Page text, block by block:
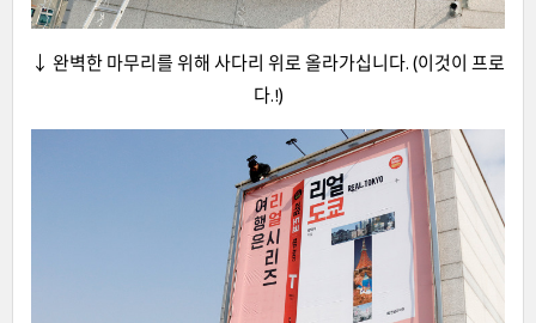
↓ 완벽한 마무리를 위해 사다리 위로 올라가십니다. (이것이 프로
다.!)